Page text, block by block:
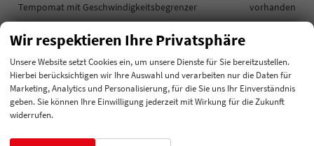
Tempomat mit Geschwindigkeitsbegrenzer
vorhanden
Parksensoren hinten
Nebelschlussleuchte
vorhanden
ISOFIX-Befestigungspunkte auf dem Beifahrersitz und den äußeren
Rücksitzen
vorhanden
Kopfairbags vorne
Front-Assist - mit Warnung und Bremsung bei drohender Kollision
Wir respektieren Ihre Privatsphäre
Unsere Website setzt Cookies ein, um unsere Dienste für Sie bereitzustellen.
Hierbei berücksichtigen wir Ihre Auswahl und verarbeiten nur die Daten für
Marketing, Analytics und Personalisierung, für die Sie uns Ihr Einverständnis
geben. Sie können Ihre Einwilligung jederzeit mit Wirkung für die Zukunft
widerrufen.